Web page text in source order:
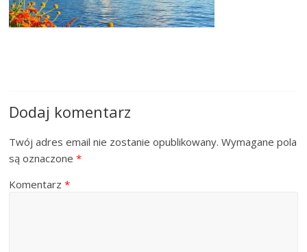
Dodaj komentarz
Twój adres email nie zostanie opublikowany. Wymagane pola
są oznaczone*
Komentarz*